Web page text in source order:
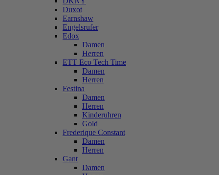
Duxot
Earnshaw
Engelsrufer
Edox
Damen
Herren
ETT Eco Tech Time
Damen
Herren
Festina
Damen
Herren
Kinderuhren
Gold
Frederique Constant
Damen
Herren
Gant
Damen